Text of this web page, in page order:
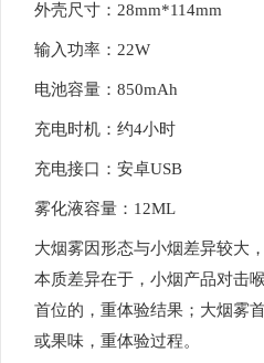
外壳尺寸：28mm*114mm
输入功率：22W
电池容量：850mAh
充电时机：约4小时
充电接口：安卓USB
雾化液容量：12ML
大烟雾因形态与小烟差异较大
本质差异在于，小烟产品对击
首位的，重体验结果；大烟雾
或果味，重体验过程。